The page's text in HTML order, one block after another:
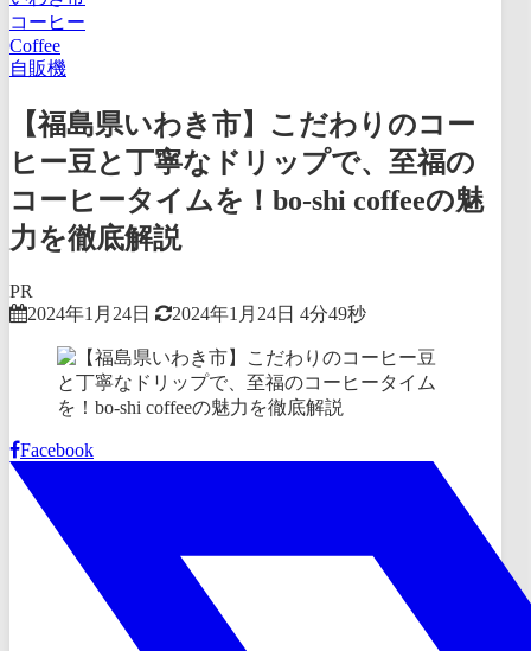
コーヒー
Coffee
自販機
【福島県いわき市】こだわりのコー
ヒー豆と丁寧なドリップで、至福の
コーヒータイムを！bo-shi coffeeの魅
力を徹底解説
PR
2024年1月24日
2024年1月24日 4分49秒
Facebook